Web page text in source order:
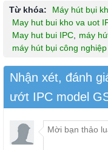
Từ khóa: Máy hút bụi
May hut bui kho va uot
May hut bui IPC
máy
máy hút bụi công nghiệp
Nhận xét, đánh
ướt IPC model